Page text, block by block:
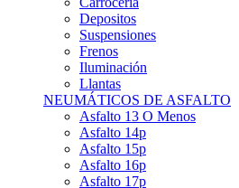
Depositos
Suspensiones
Frenos
Iluminación
Llantas
NEUMÁTICOS DE ASFALTO
Asfalto 13 O Menos
Asfalto 14p
Asfalto 15p
Asfalto 16p
Asfalto 17p